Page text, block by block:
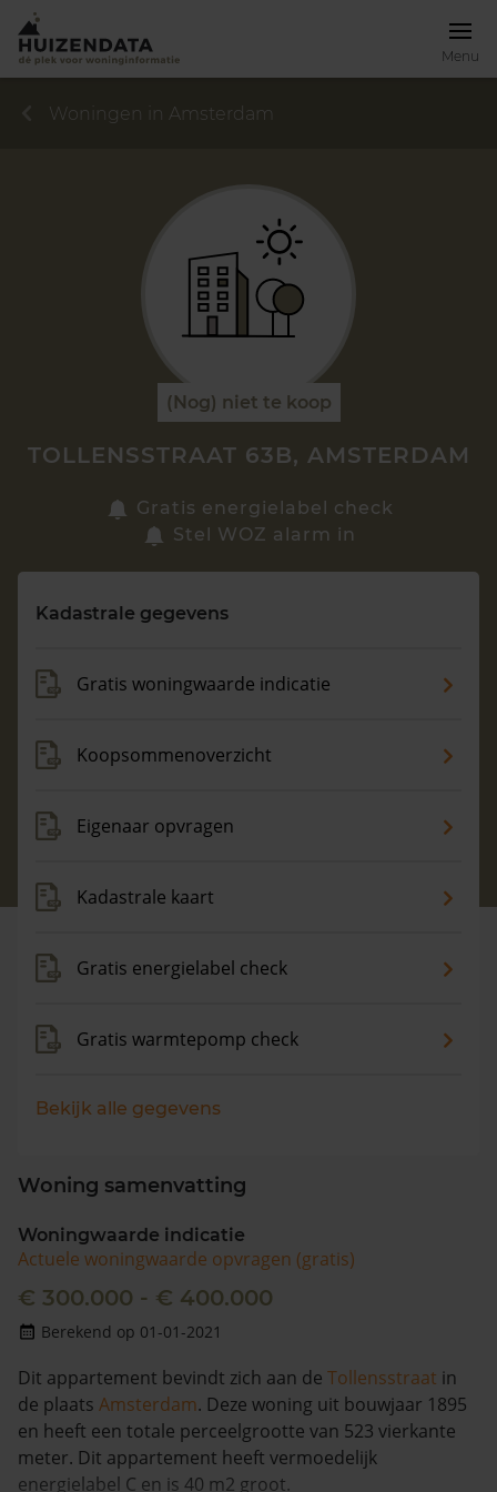
Menu
Zoek een woning
Maandag t/m vrijdag - 08:00 -18:00
Woningen in Amsterdam
(Nog) niet te koop
TOLLENSSTRAAT 63B, AMSTERDAM
Gratis energielabel check
Stel WOZ alarm in
Kadastrale gegevens
Gratis woningwaarde indicatie
Koopsommenoverzicht
Eigenaar opvragen
Kadastrale kaart
Gratis energielabel check
Gratis warmtepomp check
Bekijk alle gegevens
Woning samenvatting
Woningwaarde indicatie
Actuele woningwaarde opvragen (gratis)
€ 300.000 - € 400.000
Berekend op 01-01-2021
Dit appartement bevindt zich aan de Tollensstraat in
de plaats Amsterdam. Deze woning uit bouwjaar 1895
en heeft een totale perceelgrootte van 523 vierkante
meter. Dit appartement heeft vermoedelijk
energielabel C en is 40 m2 groot.